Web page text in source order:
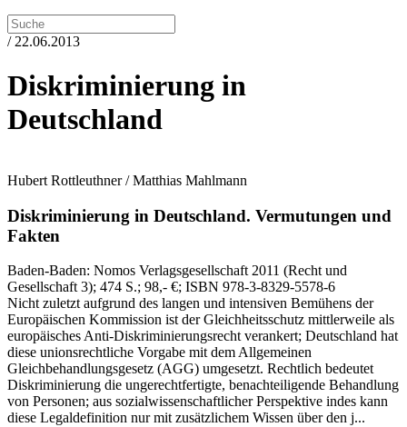
/ 22.06.2013
Diskriminierung in
Deutschland
Hubert Rottleuthner / Matthias Mahlmann
Diskriminierung in Deutschland. Vermutungen und
Fakten
Baden-Baden: Nomos Verlagsgesellschaft 2011 (Recht und
Gesellschaft 3); 474 S.; 98,- €; ISBN 978-3-8329-5578-6
Nicht zuletzt aufgrund des langen und intensiven Bemühens der
Europäischen Kommission ist der Gleichheitsschutz mittlerweile als
europäisches Anti-Diskriminierungsrecht verankert; Deutschland hat
diese unionsrechtliche Vorgabe mit dem Allgemeinen
Gleichbehandlungsgesetz (AGG) umgesetzt. Rechtlich bedeutet
Diskriminierung die ungerechtfertigte, benachteiligende Behandlung
von Personen; aus sozialwissenschaftlicher Perspektive indes kann
diese Legaldefinition nur mit zusätzlichem Wissen über den j...